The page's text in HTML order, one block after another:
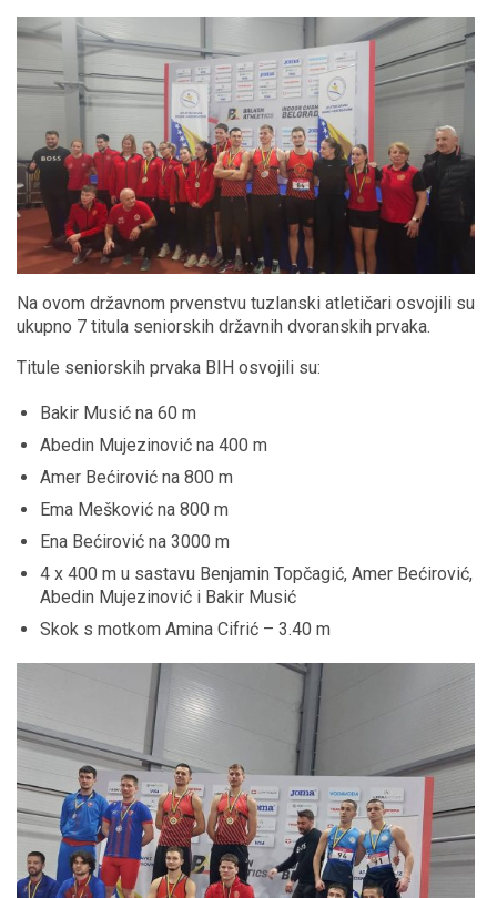
Na ovom državnom prvenstvu tuzlanski atletičari osvojili su
ukupno 7 titula seniorskih državnih dvoranskih prvaka.
Titule seniorskih prvaka BIH osvojili su:
Bakir Musić na 60 m
Abedin Mujezinović na 400 m
Amer Bećirović na 800 m
Ema Mešković na 800 m
Ena Bećirović na 3000 m
4 x 400 m u sastavu Benjamin Topčagić, Amer Bećirović,
Abedin Mujezinović i Bakir Musić
Skok s motkom Amina Cifrić – 3.40 m